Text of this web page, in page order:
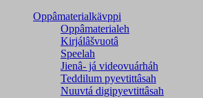
Oppâmaterialkävppi
Oppâmaterialeh
Kirjálâšvuotâ
Speelah
Jienâ- já videovuárháh
Teddilum pyevtittâsah
Nuuvtá digipyevtittâsah